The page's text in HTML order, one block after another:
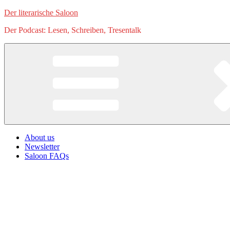
Zum
springen
Der literarische Saloon
Der Podcast: Lesen, Schreiben, Tresentalk
About us
Newsletter
Saloon FAQs